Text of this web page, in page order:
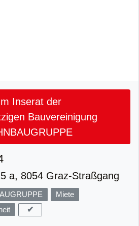
Inserat der
Bauvereinigung
a, 8054 Graz-Straßgang
Miete
✔